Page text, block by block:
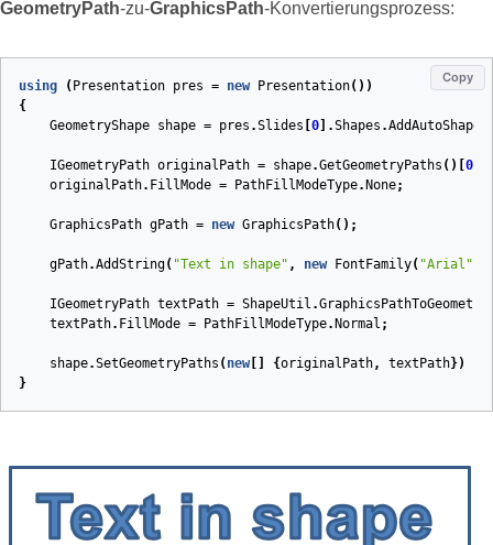
GeometryPath‑zu‑GraphicsPath‑Konvertierungsprozess:
Copy
using ( Presentation pres = new Presentation())
{
GeometryShape shape = pres .Slides 0 ].Shapes .AddAutoShape
IGeometryPath originalPath = shape.GetGeometryPaths ()[ 0
originalPath. FillMode = PathFillModeType. None;
GraphicsPath gPath = new GraphicsPath();
gPath.AddString( "Text in shape" , new FontFamily( "Arial"
IGeometryPath textPath = ShapeUtil .
textPath. FillMode = PathFillModeType. Normal ;
shape.SetGeometryPaths ( new[] {originalPath, textPath})
}